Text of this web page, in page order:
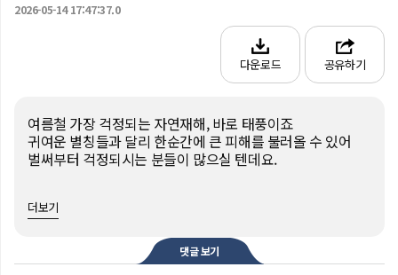
2026-05-14 17:47:37.0
다운로드 공유하기
여름철 가장 걱정되는 자연재해, 바로 태풍이죠
귀여운 별칭들과 달리 한순간에 큰 피해를 불러올 수 있어
벌써부터 걱정되시는 분들이 많으실 텐데요.
더 큰 사고와 피해를 충분히 막을 수 있습니다!
- 태풍 발생 전 꼭 알아야 할 준비사항
- 태풍호우 발생 시 꼭 지켜야 할 행동요령
더보기
댓글 보기